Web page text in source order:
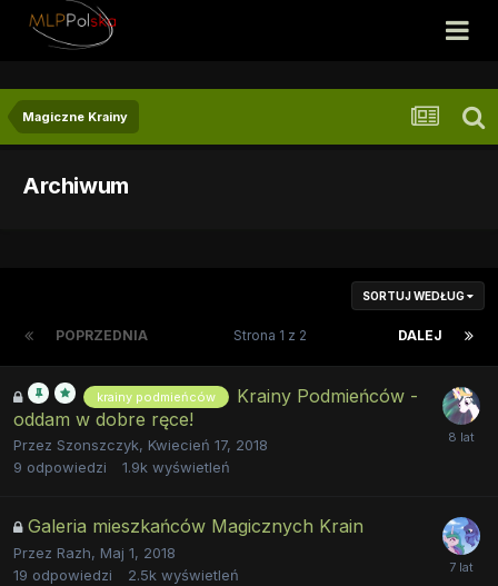
Magiczne Krainy
Archiwum
SORTUJ WEDŁUG
POPRZEDNIA DALEJ
Strona 1 z 2
krainy podmieńców
Krainy Podmieńców -
oddam w dobre ręce!
Przez Szonszczyk, Kwiecień 17, 2018
9 odpowiedzi 1.9k wyświetleń
Galeria mieszkańców Magicznych Krain
Przez Razh, Maj 1, 2018
19 odpowiedzi 2.5k wyświetleń